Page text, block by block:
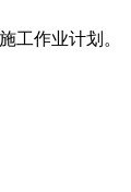
工作业计划。